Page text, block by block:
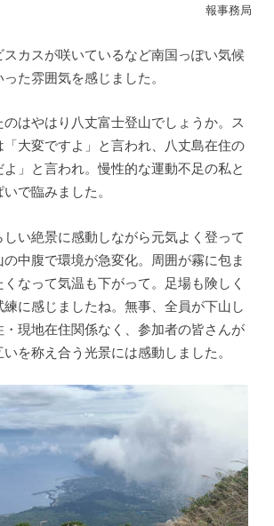
報事務局
スカスが咲いているなど南国っぽい気候
た雰囲気を感じました。
はやはり八丈富士登山でしょうか。ス
「大変ですよ」と言われ、八丈島在住の
」と言われ。慢性的な運動不足の私と
で臨みました。
い絶景に感動しながら元気よく登って
中腹で環境が急変化。周囲が霧に包ま
なって気温も下がって。足場も険しく
に感じましたね。無事、全員が下山し
・現地在住関係なく、参加者の皆さんが
を称え合う光景には感動しました。